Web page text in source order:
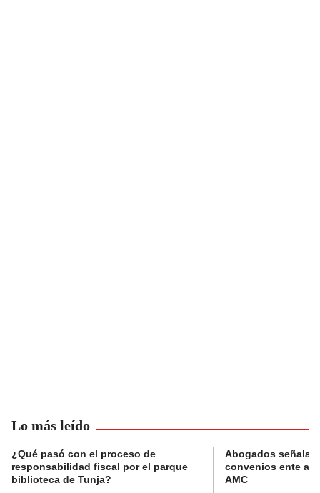
Lo más leído
¿Qué pasó con el proceso de
responsabilidad fiscal por el parque
biblioteca de Tunja?
Abogados
convenios ente
AMC